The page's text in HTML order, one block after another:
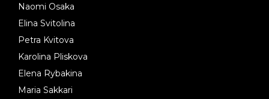
Naomi Osaka
Elina Svitolina
Petra Kvitova
Karolina Pliskova
Elena Rybakina
Maria Sakkari